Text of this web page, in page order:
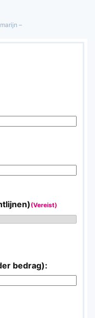
–
(Vereist)
bedrag):